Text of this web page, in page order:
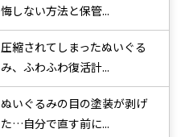
悔しない方法と保管...
圧縮されてしまったぬいぐる
み、ふわふわ復活計...
ぬいぐるみの目の塗装が剥げ
た…自分で直す前に...